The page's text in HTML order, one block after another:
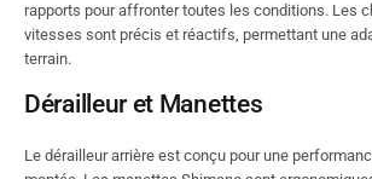
rapports pour affronter toutes les conditions. Les
vitesses sont précis et réactifs, permettant une
terrain.
Dérailleur et Manettes
Le dérailleur arrière est conçu pour une